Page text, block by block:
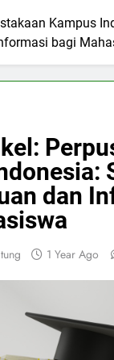
Kampus
bagi
dan
1 Year Ago